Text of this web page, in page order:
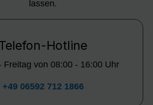
lassen.
Hotline
Freitag von 08:00 - 16:00 Uhr
+49 06592 712 1866